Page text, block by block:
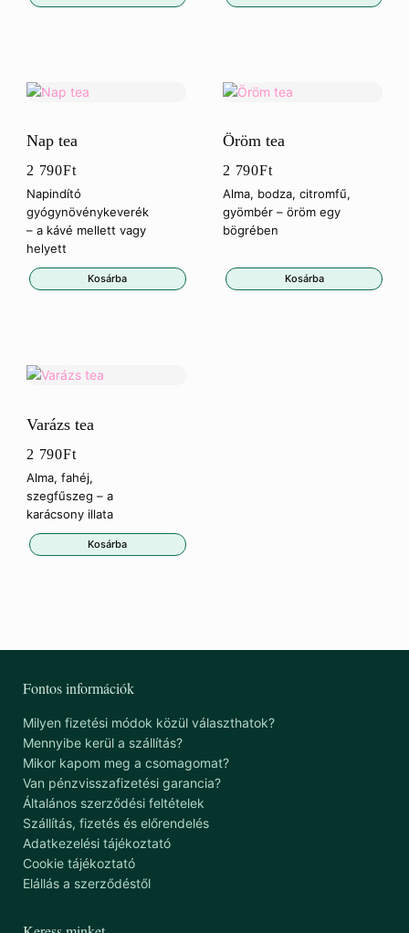
Nap tea
2 790Ft
Napindító
gyógynövénykeverék
– a kávé mellett vagy
helyett
Kosárba
Öröm tea
2 790Ft
Alma, bodza, citromfű,
gyömbér – öröm egy
bögrében
Kosárba
Varázs tea
2 790Ft
Alma, fahéj,
szegfűszeg – a
karácsony illata
Kosárba
Fontos információk
Milyen fizetési módok közül választhatok?
Mennyibe kerül a szállítás?
Mikor kapom meg a csomagomat?
Van pénzvisszafizetési garancia?
Általános szerződési feltételek
Szállítás, fizetés és előrendelés
Adatkezelési tájékoztató
Cookie tájékoztató
Elállás a szerződéstől